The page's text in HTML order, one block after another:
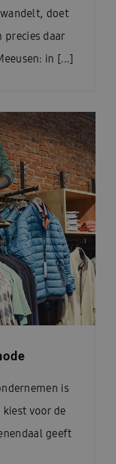
doet
precies daar
in [...]
is
voor de
geeft